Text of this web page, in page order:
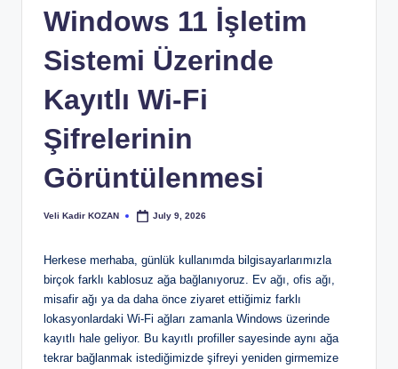
Windows 11 İşletim
Sistemi Üzerinde
Kayıtlı Wi-Fi
Şifrelerinin
Görüntülenmesi
Posted
Veli Kadir KOZAN July 9, 2026
Herkese merhaba, günlük kullanımda bilgisayarlarımızla
birçok farklı kablosuz ağa bağlanıyoruz. Ev ağı, ofis ağı,
misafir ağı ya da daha önce ziyaret ettiğimiz farklı
lokasyonlardaki Wi-Fi ağları zamanla Windows üzerinde
kayıtlı hale geliyor. Bu kayıtlı profiller sayesinde aynı ağa
tekrar bağlanmak istediğimizde şifreyi yeniden girmemize